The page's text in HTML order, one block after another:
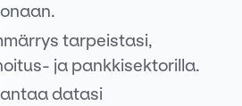
tarpeistasi,
ja pankkisektorilla.
datasi